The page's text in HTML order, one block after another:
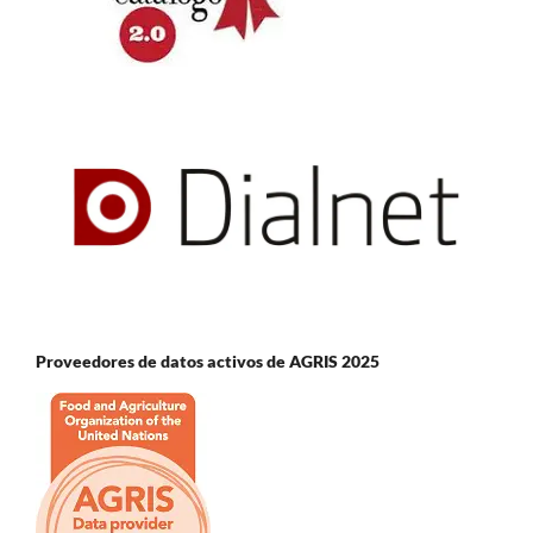
Proveedores de datos activos de AGRIS 2025